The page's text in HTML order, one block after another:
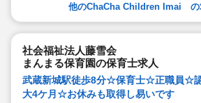
他のChaCha Children Imai の
社会福祉法人藤雪会
まんまる保育園の保育士求人
武蔵新城駅徒歩8分☆保育士☆正職員☆
大4ケ月☆お休みも取得し易いです